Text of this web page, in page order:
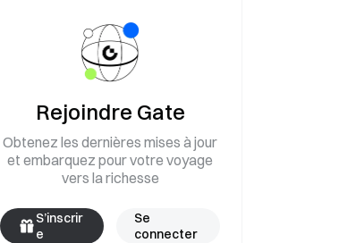
Rejoindre Gate
Obtenez les dernières mises à jour
et embarquez pour votre voyage
vers la richesse
S’inscrir
e
Se
connecter